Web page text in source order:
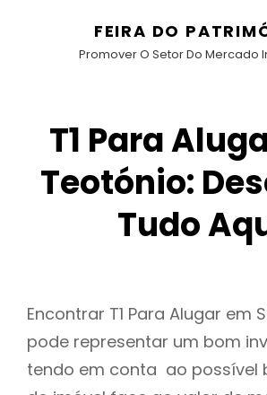
FEIRA DO
Promover O Setor Do Mercado
T1 Para
Teotónio:
Tudo
Encontrar T1 Para Alugar em
pode representar um bom
tendo em conta ao possível